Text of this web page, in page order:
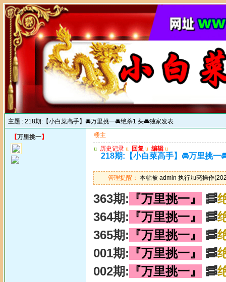
主题 : 218期:【小白菜高手】🚘万里挑一🚘绝杀1 头🚘独家发表
【万里挑一】
楼主
u 历史记录 u 回复 u 编辑 u
218期:【小白菜高手】🚘万里挑一
管理提醒： 本帖被 admin 执行加亮操作
363期: 『万里挑一』 🥓
364期: 『万里挑一』 🥓
365期: 『万里挑一』 🥓
001期: 『万里挑一』 🥓
002期: 『万里挑一』 🥓